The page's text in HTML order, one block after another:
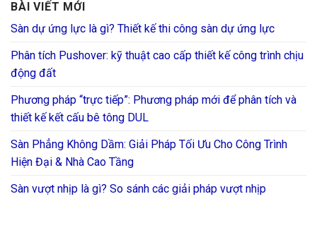
BÀI VIẾT MỚI
Sàn dự ứng lực là gì? Thiết kế thi công sàn dự ứng lực
Phân tích Pushover: kỹ thuật cao cấp thiết kế công trình chịu
động đất
Phương pháp “trực tiếp”: Phương pháp mới để phân tích và
thiết kế kết cấu bê tông DUL
Sàn Phẳng Không Dầm: Giải Pháp Tối Ưu Cho Công Trình
Hiện Đại & Nhà Cao Tầng
Sàn vượt nhịp là gì? So sánh các giải pháp vượt nhịp